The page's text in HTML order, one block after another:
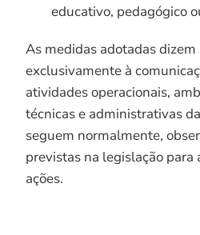
educativo, pedagógico
As medidas adotadas
exclusivamente à
atividades operacionais,
técnicas e administrativas
seguem normalmente,
previstas na legislação para
ações.